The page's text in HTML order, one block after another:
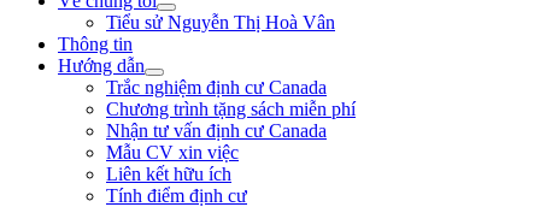
Tiểu sử Nguyễn Thị Hoà Vân
Thông tin
Hướng dẫn
Trắc nghiệm định cư Canada
Chương trình tặng sách miễn phí
Nhận tư vấn định cư Canada
Mẫu CV xin việc
Liên kết hữu ích
Tính điểm định cư